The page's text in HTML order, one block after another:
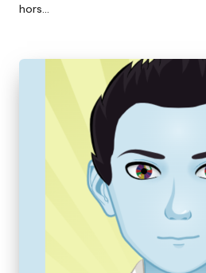
hors…